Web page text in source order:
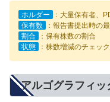
ホルダー
：大量保有者、
保有数
：報告書提出時の
割合
：保有株数の割合
状態
：株数増減のチェッ
アルゴグラフィ